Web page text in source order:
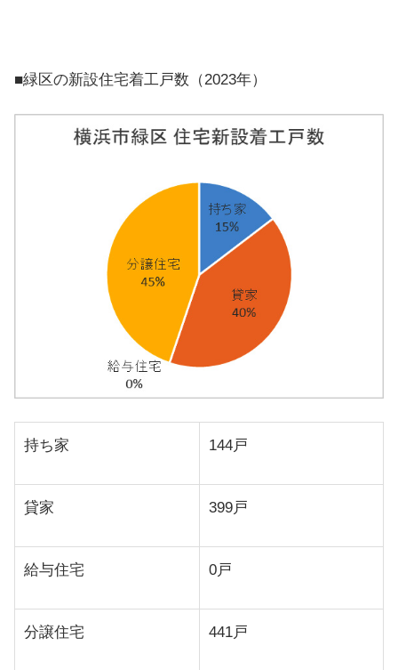
■緑区の新設住宅着工戸数（2023年）
持ち家 144戸
貸家 399戸
給与住宅 0戸
分譲住宅 441戸